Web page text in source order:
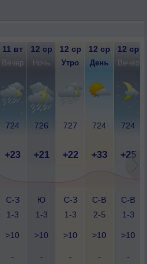
11 вт 12 ср 12 ср 12 ср 12 ср
Вечер Ночь Утро День Вечер
724 726 727 724 724
+23 +21 +22 +33 +25
С-З
1-3
Ю
1-3
С-З
1-3
С-В
2-5
С-В
1-3
>10 >10 >10 >10 >10
- - - - -